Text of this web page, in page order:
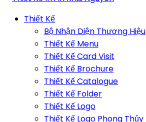
Thiết Kế
Bộ Nhận Diện Thương Hiệu
Thiết Kế Menu
Thiết Kế Card Visit
Thiết Kế Brochure
Thiết Kế Catalogue
Thiết Kế Folder
Thiết Kế Logo
Thiết Kế Logo Phong Thủy